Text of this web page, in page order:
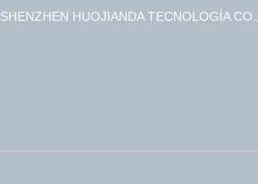
SHENZHEN HUOJIANDA TECNOLOGÍA